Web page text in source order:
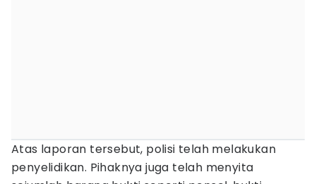
Atas laporan tersebut, polisi telah melakukan
penyelidikan. Pihaknya juga telah menyita